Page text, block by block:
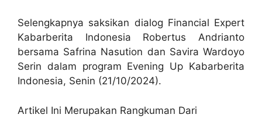
Selengkapnya saksikan dialog Financial Expert
Kabarberita Indonesia Robertus Andrianto
bersama Safrina Nasution dan Savira Wardoyo
Serin dalam program Evening Up Kabarberita
Indonesia, Senin (21/10/2024).
Artikel Ini Merupakan Rangkuman Dari